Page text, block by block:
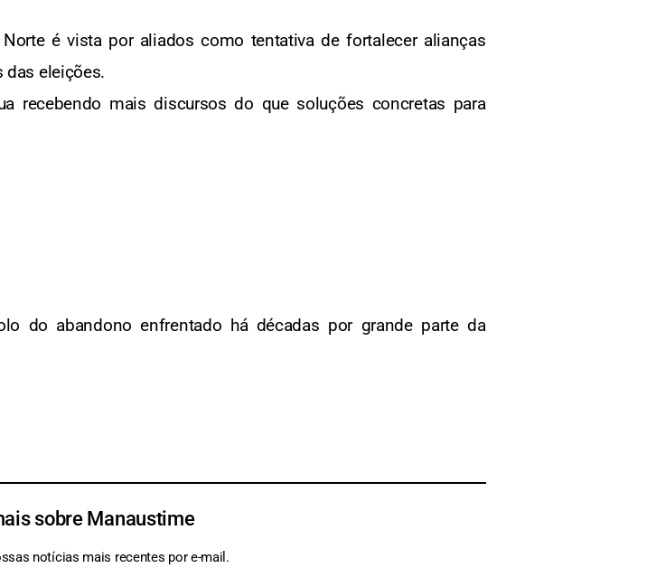
é vista por aliados como tentativa de fortalecer alianças
das eleições.
recebendo mais discursos do que soluções concretas para
do abandono enfrentado há décadas por grande parte da
sobre Manaustime
notícias mais recentes por e-mail.